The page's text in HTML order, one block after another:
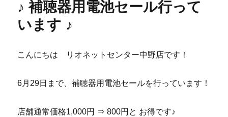
♪ 補聴器用電池セール行って
います ♪
こんにちは リオネットセンター中野店です！
6月29日まで、補聴器用電池セールを行っています！
店舗通常価格1,000円 ⇒ 800円と お得です♪